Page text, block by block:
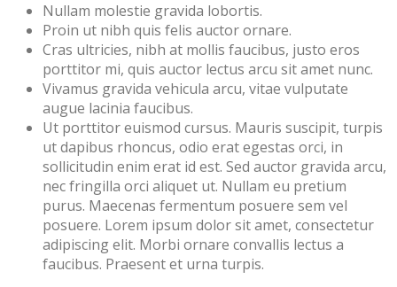
Nullam molestie gravida lobortis.
Proin ut nibh quis felis auctor ornare.
Cras ultricies, nibh at mollis faucibus, justo eros
porttitor mi, quis auctor lectus arcu sit amet nunc.
Vivamus gravida vehicula arcu, vitae vulputate
augue lacinia faucibus.
Ut porttitor euismod cursus. Mauris suscipit, turpis
ut dapibus rhoncus, odio erat egestas orci, in
sollicitudin enim erat id est. Sed auctor gravida arcu,
nec fringilla orci aliquet ut. Nullam eu pretium
purus. Maecenas fermentum posuere sem vel
posuere. Lorem ipsum dolor sit amet, consectetur
adipiscing elit. Morbi ornare convallis lectus a
faucibus. Praesent et urna turpis.